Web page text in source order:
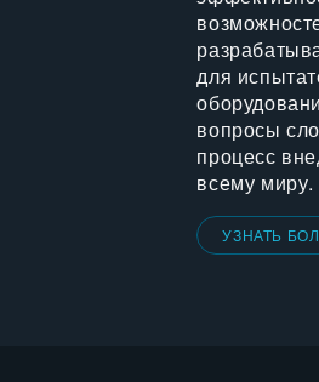
для
вопросы
процесс
всему миру.
УЗНАТЬ